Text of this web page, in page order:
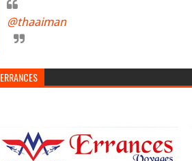
@thaaiman
ERRANCES